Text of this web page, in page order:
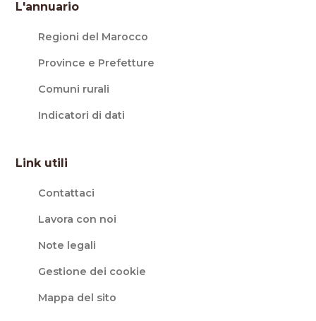
L'annuario
Regioni del Marocco
Province e Prefetture
Comuni rurali
Indicatori di dati
Link utili
Contattaci
Lavora con noi
Note legali
Gestione dei cookie
Mappa del sito